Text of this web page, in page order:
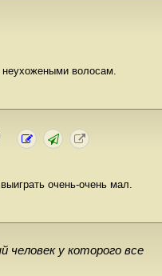
волосам.
очень-очень мал.
человек у которого все